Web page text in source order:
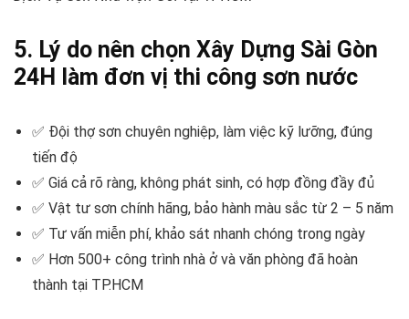
5. Lý do nên chọn Xây Dựng Sài Gòn
24H làm đơn vị thi công sơn nước
✅ Đội thợ sơn chuyên nghiệp, làm việc kỹ lưỡng, đúng
tiến độ
✅ Giá cả rõ ràng, không phát sinh, có hợp đồng đầy đủ
✅ Vật tư sơn chính hãng, bảo hành màu sắc từ 2 – 5 năm
✅ Tư vấn miễn phí, khảo sát nhanh chóng trong ngày
✅ Hơn 500+ công trình nhà ở và văn phòng đã hoàn
thành tại TP.HCM